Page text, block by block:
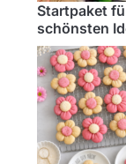
Startpaket
schönsten